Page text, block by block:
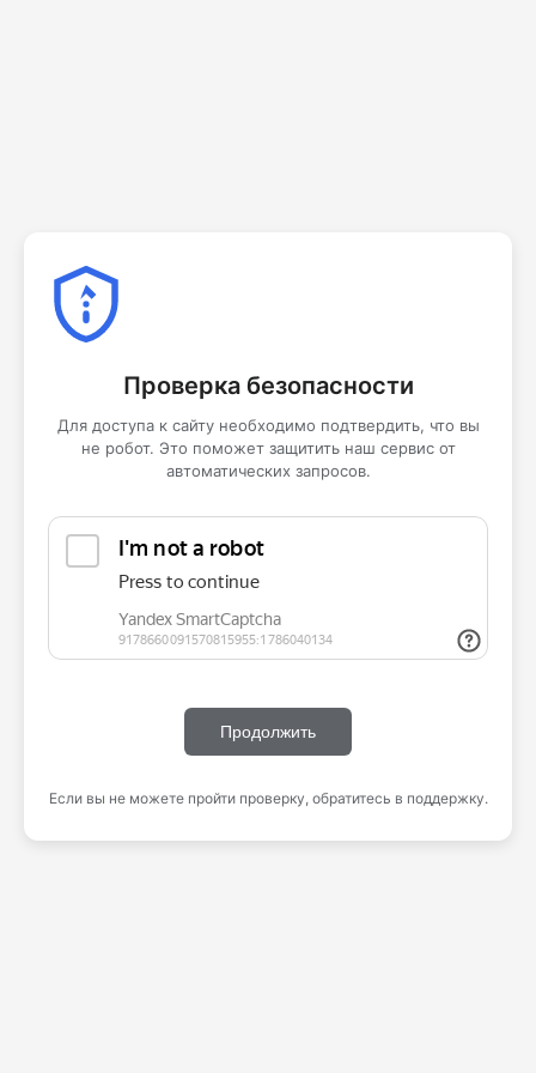
Проверка безопасности
Для доступа к сайту необходимо подтвердить, что вы
не робот. Это поможет защитить наш сервис от
автоматических запросов.
Продолжить
Если вы не можете пройти проверку, обратитесь в поддержку.